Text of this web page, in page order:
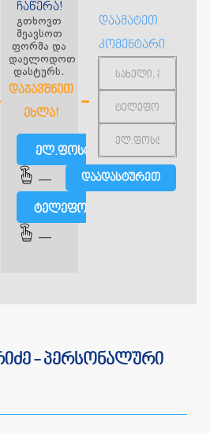
ჩაწერა!
გთხოვთ
შეავსოთ
ფორმა და
დაელოდოთ
დასტურს.
ᲓᲐᲯᲐᲕᲨᲜᲔᲗ
ᲔᲮᲚᲐ!
ელ.ფოსტით
—
ტელეფონით
—
დაამატეთ
კომენტარი
- პერსონალური